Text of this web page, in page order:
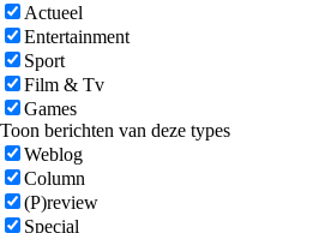
Actueel
Entertainment
Sport
Film & Tv
Games
Toon berichten van deze types
Weblog
Column
(P)review
Special